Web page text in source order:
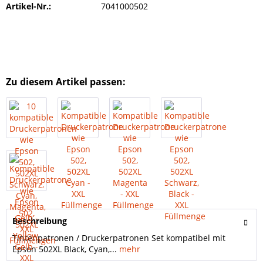
Artikel-Nr.: 7041000502
Zu diesem Artikel passen:
Beschreibung
Tintenpatronen / Druckerpatronen Set kompatibel mit
Epson 502XL Black, Cyan,... mehr